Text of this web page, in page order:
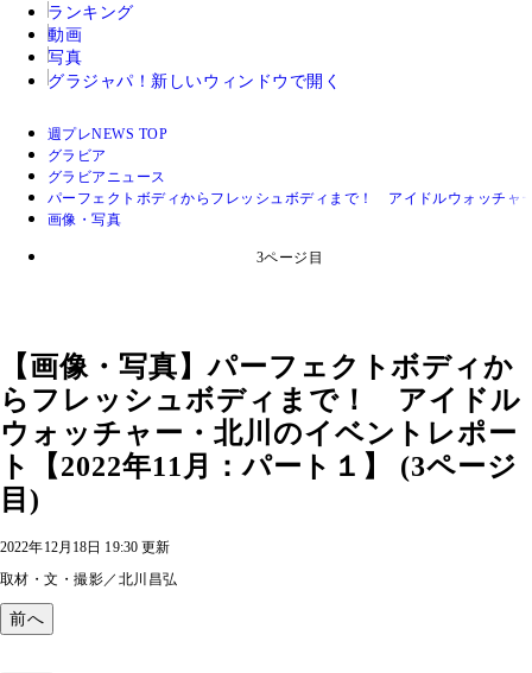
ランキング
動画
写真
グラジャパ！ 新しいウィンドウで開く
週プレNEWS TOP
グラビア
グラビアニュース
パーフェクトボディからフレッシュボディまで！ アイドルウォッチャ
画像・写真
3ページ目
【画像・写真】パーフェクトボディか
らフレッシュボディまで！ アイドル
ウォッチャー・北川のイベントレポー
ト【2022年11月：パート１】 (3ページ
目)
2022年12月18日 19:30 更新
取材・文・撮影／北川昌弘
前へ